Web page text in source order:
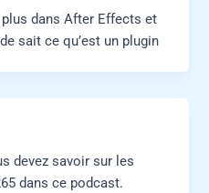
dans After Effects et
sait ce qu’est un plugin
devez savoir sur les
dans ce podcast.